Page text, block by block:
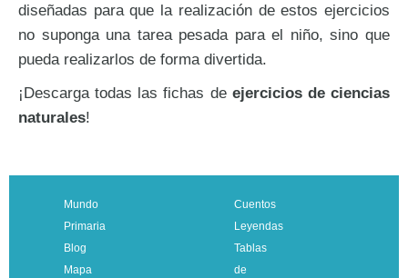
diseñadas para que la realización de estos ejercicios
no suponga una tarea pesada para el niño, sino que
pueda realizarlos de forma divertida.
¡Descarga todas las fichas de ejercicios de ciencias
naturales!
Mundo
Primaria
Blog
Mapa
Cuentos
Leyendas
Tablas
de